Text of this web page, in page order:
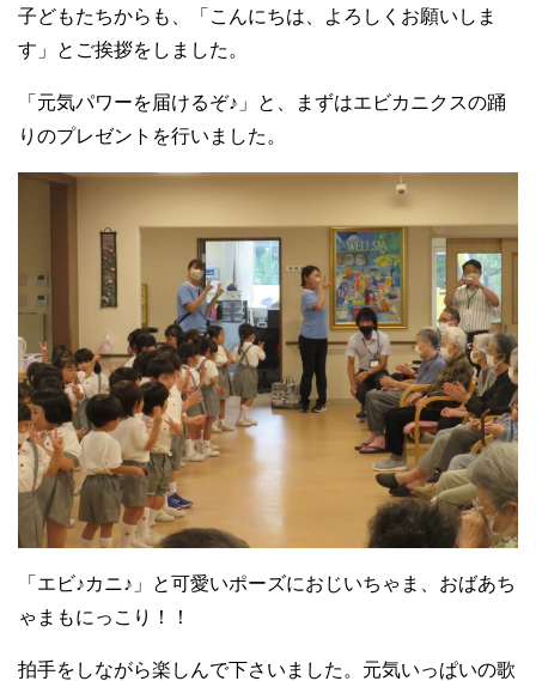
子どもたちからも、「こんにちは、よろしくお願いしま
す」とご挨拶をしました。
「元気パワーを届けるぞ♪」と、まずはエビカニクスの踊
りのプレゼントを行いました。
「エビ♪カニ♪」と可愛いポーズにおじいちゃま、おばあち
ゃまもにっこり！！
拍手をしながら楽しんで下さいました。元気いっぱいの歌